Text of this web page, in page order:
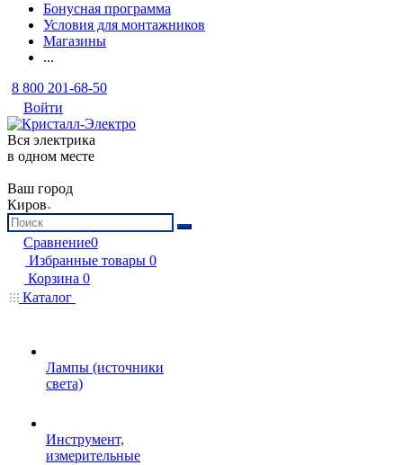
Бонусная программа
Условия для монтажников
Магазины
...
8 800 201-68-50
Войти
Вся электрика
в одном месте
Ваш город
Киров
Сравнение0
Избранные товары 0
Корзина 0
Каталог
Лампы (источники
света)
Инструмент,
измерительные